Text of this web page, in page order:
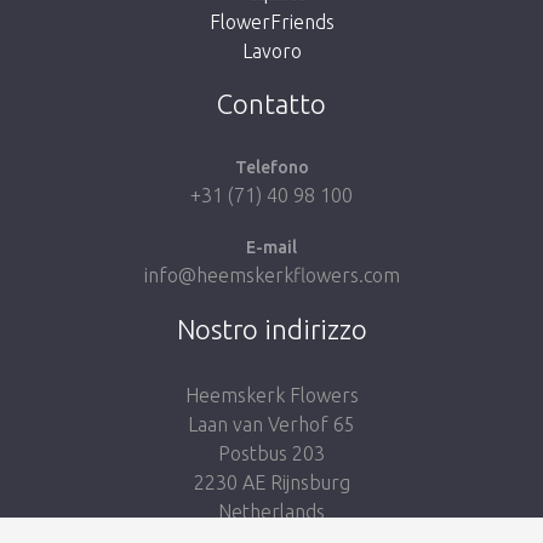
FlowerFriends
Lavoro
Contatto
Telefono
+31 (71) 40 98 100
E-mail
info@heemskerkflowers.com
Nostro indirizzo
Heemskerk Flowers
Laan van Verhof 65
Postbus 203
2230 AE Rijnsburg
Netherlands